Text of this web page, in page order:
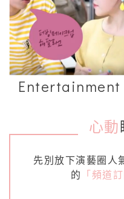
Entertainment
心動
先別放下演藝圈人
的
「頻道